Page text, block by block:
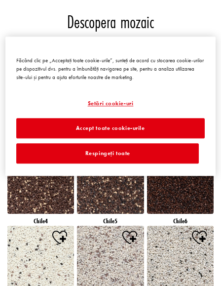
Descopera mozaic
Chile1 Chile2 Chile3
Chile4 Chile5 Chile6
Făcând clic pe „Acceptați toate cookie-urile”, sunteți de acord cu stocarea cookie-urilor
pe dispozitivul dvs. pentru a îmbunătăți navigarea pe site, pentru a analiza utilizarea
site-ului și pentru a ajuta eforturile noastre de marketing.
Setări cookie-uri
Respingeți toate
Accept toate cookie-urile